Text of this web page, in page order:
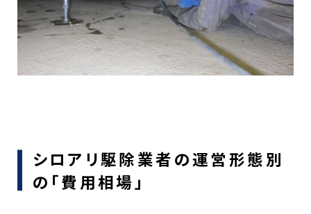
シロアリ駆除業者の運営形態別
の「費用相場」